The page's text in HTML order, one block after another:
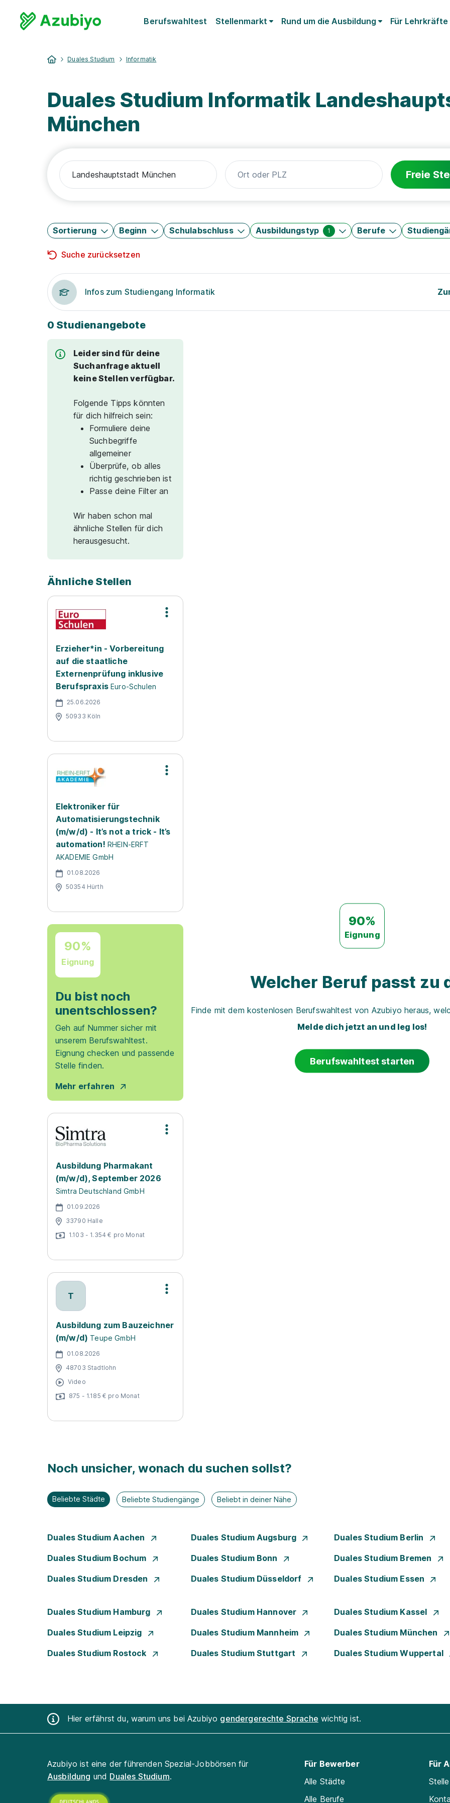
Berufswahltest Stellenmarkt Rund um die Ausbildung Für Lehrkräfte
Duales Studium Informatik
Duales Studium Informatik
München
Freie
Sortierung Beginn Schulabschluss Ausbildungstyp 1 Berufe
Suche zurücksetzen
Infos zum Studiengang Informatik
0 Studienangebote
Leider sind für deine
Suchanfrage aktuell
keine Stellen verfügbar.
Folgende Tipps könnten
für dich hilfreich sein:
Formuliere deine
Suchbegriffe
allgemeiner
Überprüfe, ob alles
richtig geschrieben ist
Passe deine Filter an
Wir haben schon mal
ähnliche Stellen für dich
herausgesucht.
Ähnliche Stellen
Erzieher*in - Vorbereitung
auf die staatliche
Externenprüfung inklusive
Berufspraxis Euro-Schulen
25.06.2026
50933 Köln
Elektroniker für
Automatisierungstechnik
(m/w/d) - It’s not a trick - It’s
automation! RHEIN-ERFT
AKADEMIE GmbH
01.08.2026
50354 Hürth
90%
Eignung
Du bist noch
unentschlossen?
Geh auf Nummer sicher mit
unserem Berufswahltest.
Eignung checken und passende
Stelle finden.
Mehr erfahren
Ausbildung Pharmakant
(m/w/d), September 2026
Simtra Deutschland GmbH
01.09.2026
33790 Halle
1.103 - 1.354 € pro Monat
T
Ausbildung zum Bauzeichner
(m/w/d) Teupe GmbH
01.08.2026
48703 Stadtlohn
Video
875 - 1.185 € pro Monat
90%
Eignung
Welcher Beruf passt zu
Finde mit dem kostenlosen Berufswahltest von Azubiyo heraus,
Melde dich jetzt an und leg los!
Berufswahltest starten
Noch unsicher, wonach du suchen sollst?
Beliebte Städte Beliebte Studiengänge Beliebt in deiner Nähe
Duales Studium Aachen Duales Studium Augsburg Duales Studium Berlin
Duales Studium Bochum Duales Studium Bonn Duales Studium Bremen
Duales Studium Dresden Duales Studium Düsseldorf Duales Studium Essen
Duales Studium Hamburg Duales Studium Hannover Duales Studium Kassel
Duales Studium Leipzig Duales Studium Mannheim Duales Studium München
Duales Studium Rostock Duales Studium Stuttgart Duales Studium Wuppertal
Hier erfährst du, warum uns bei Azubiyo gendergerechte Sprache wichtig ist.
Azubiyo ist eine der führenden Spezial-Jobbörsen für
Ausbildung und Duales Studium.
Für Bewerber
Alle Städte
Alle Berufe
Für